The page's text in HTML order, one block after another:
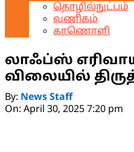
தொழில்நுட்பம்
வணிகம்
காணொளி
லாஃப்ஸ்
விலையில்
By: News Staff
On: April 30, 2025 7:20 pm